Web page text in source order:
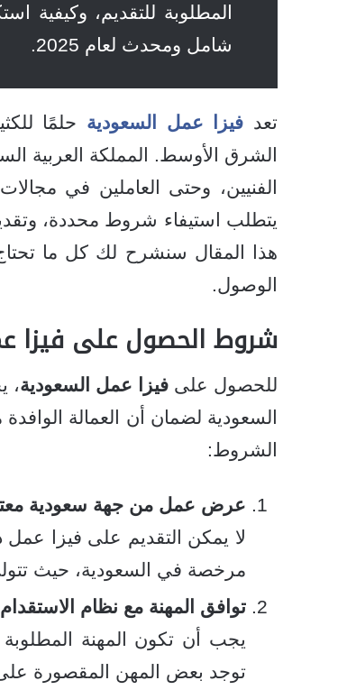
المطلوبة للتقديم، وكيفية
شامل ومحدث لعام 2025.
تعد فيزا عمل السعودية حلمًا
الشرق الأوسط. المملكة العربية
الفنيين، وحتى العاملين في
يتطلب استيفاء شروط محددة،
هذا المقال سنشرح لك كل ما تحتاج
الوصول.
شروط الحصول على فيزا
للحصول على فيزا عمل السعودية،
السعودية لضمان أن العمالة
الشروط:
عرض عمل من جهة سعودية
لا يمكن التقديم على فيزا
مرخصة في السعودية، حيث
توافق المهنة مع نظام الاستقدام
يجب أن تكون المهنة
توجد بعض المهن المقصورة